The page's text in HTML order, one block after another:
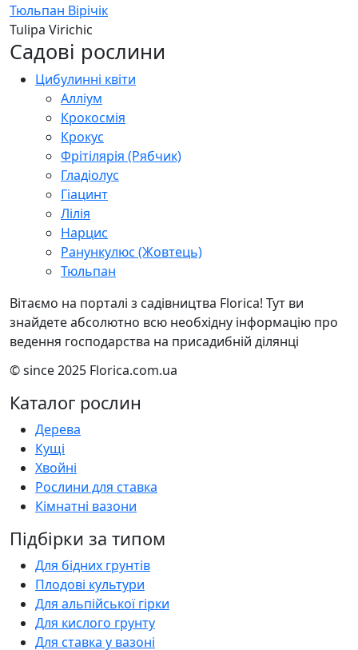
Тюльпан Вірічік
Tulipa Virichic
Садові рослини
Цибулинні квіти
Алліум
Крокосмія
Крокус
Фрітілярія (Рябчик)
Гладіолус
Гіацинт
Лілія
Нарцис
Ранункулюс (Жовтець)
Тюльпан
Вітаємо на порталі з садівництва Florica! Тут ви
знайдете абсолютно всю необхідну інформацію про
ведення господарства на присадибній ділянці
© since 2025 Florica.com.ua
Каталог рослин
Дерева
Кущі
Хвойні
Рослини для ставка
Кімнатні вазони
Підбірки за типом
Для бідних грунтів
Плодові культури
Для альпійської гірки
Для кислого грунту
Для ставка у вазоні